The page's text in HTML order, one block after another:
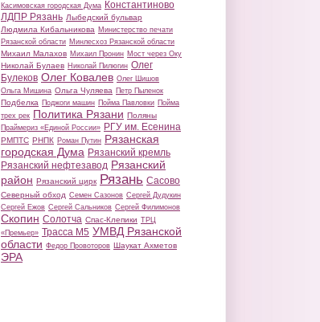
Касимовская городская Дума Константиново
ЛДПР Рязань Лыбедский бульвар
Людмила Кибальникова Министерство печати
Рязанской области Минлесхоз Рязанской области
Михаил Малахов Михаил Пронин Мост через Оку
Николай Булаев Николай Пилюгин Олег
Булеков Олег Ковалев Олег Шишов
Ольга Мишина Ольга Чуляева Петр Пыленок
Подбелка Поджоги машин Пойма Павловки Пойма
трех рек Политика Рязани Поляны
Праймериз «Единой России» РГУ им. Есенина
РМПТС РНПК Роман Путин Рязанская
городская Дума Рязанский кремль
Рязанский нефтезавод Рязанский
район Рязанский цирк Рязань Сасово
Северный обход Семен Сазонов Сергей Дудукин
Сергей Ежов Сергей Сальников Сергей Филимонов
Скопин Солотча Спас-Клепики ТРЦ
«Премьер» Трасса М5 УМВД Рязанской
области Федор Провоторов Шаукат Ахметов
ЭРА